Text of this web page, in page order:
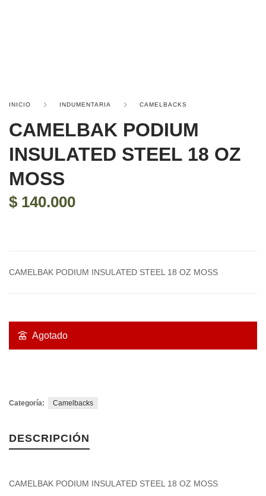
INICIO INDUMENTARIA CAMELBACKS
CAMELBAK PODIUM
INSULATED STEEL 18 OZ
MOSS
$ 140.000
CAMELBAK PODIUM INSULATED STEEL 18 OZ MOSS
Agotado
Categoría: Camelbacks
DESCRIPCIÓN
CAMELBAK PODIUM INSULATED STEEL 18 OZ MOSS